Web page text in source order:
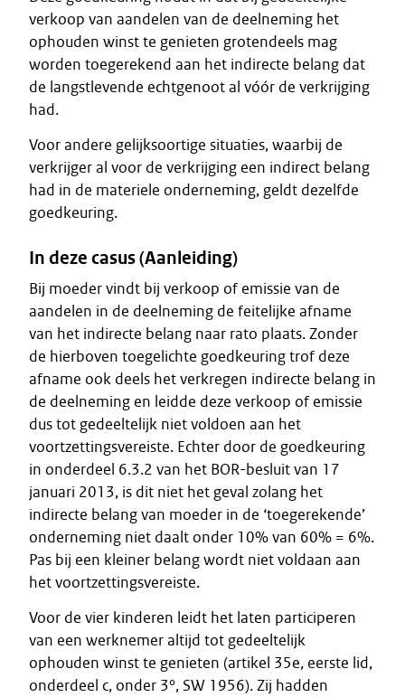
verkoop van aandelen van de deelneming het
ophouden winst te genieten grotendeels mag
worden toegerekend aan het indirecte belang dat
de langstlevende echtgenoot al vóór de verkrijging
had.
Voor andere gelijksoortige situaties, waarbij de
verkrijger al voor de verkrijging een indirect belang
had in de materiele onderneming, geldt dezelfde
goedkeuring.
In deze casus (Aanleiding)
Bij moeder vindt bij verkoop of emissie van de
aandelen in de deelneming de feitelijke afname
van het indirecte belang naar rato plaats. Zonder
de hierboven toegelichte goedkeuring trof deze
afname ook deels het verkregen indirecte belang in
de deelneming en leidde deze verkoop of emissie
dus tot gedeeltelijk niet voldoen aan het
voortzettingsvereiste. Echter door de goedkeuring
in onderdeel 6.3.2 van het BOR-besluit van 17
januari 2013, is dit niet het geval zolang het
indirecte belang van moeder in de ‘toegerekende’
onderneming niet daalt onder 10% van 60% = 6%.
Pas bij een kleiner belang wordt niet voldaan aan
het voortzettingsvereiste.
Voor de vier kinderen leidt het laten participeren
van een werknemer altijd tot gedeeltelijk
ophouden winst te genieten (artikel 35e, eerste lid,
onderdeel c, onder 3°, SW 1956). Zij hadden